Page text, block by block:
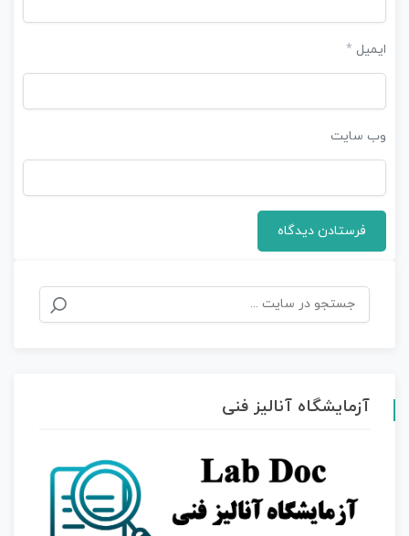
ایمیل *
وب‌ سایت
آزمایشگاه آنالیز فنی